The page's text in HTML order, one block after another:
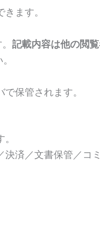
ます。
記載内容は他の閲
保管されます。
済／文書保管／コ